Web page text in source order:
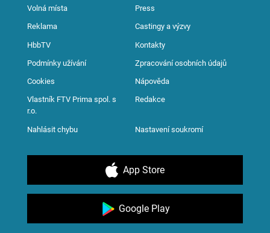
Volná místa Press
Reklama Castingy a výzvy
HbbTV Kontakty
Podmínky užívání Zpracování osobních údajů
Cookies Nápověda
Vlastník FTV Prima spol. s
r.o.
Redakce
Nahlásit chybu Nastavení soukromí
App Store
Google Play